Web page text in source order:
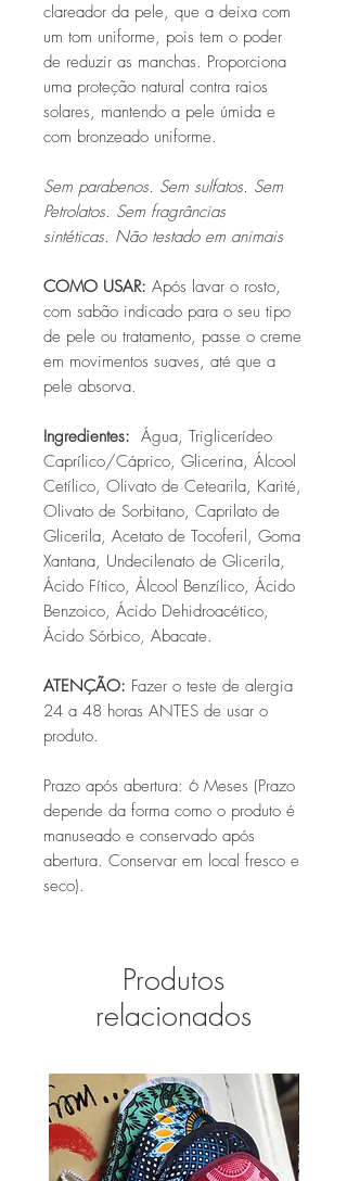
clareador da pele, que a deixa com
um tom uniforme, pois tem o poder
de reduzir as manchas. Proporciona
uma proteção natural contra raios
solares, mantendo a pele úmida e
com bronzeado uniforme.
Sem parabenos. Sem sulfatos. Sem
Petrolatos. Sem fragrâncias
sintéticas. Não testado em animais
COMO USAR: Após lavar o rosto,
com sabão indicado para o seu tipo
de pele ou tratamento, passe o creme
em movimentos suaves, até que a
pele absorva.
Ingredientes: Água, Triglicerídeo
Caprílico/Cáprico, Glicerina, Álcool
Cetílico, Olivato de Cetearila, Karité,
Olivato de Sorbitano, Caprilato de
Glicerila, Acetato de Tocoferil, Goma
Xantana, Undecilenato de Glicerila,
Ácido Fítico, Álcool Benzílico, Ácido
Benzoico, Ácido Dehidroacético,
Ácido Sórbico, Abacate.
ATENÇÃO: Fazer o teste de alergia
24 a 48 horas ANTES de usar o
produto.
Prazo após abertura: 6 Meses (Prazo
depende da forma como o produto é
manuseado e conservado após
abertura. Conservar em local fresco e
seco).
Produtos
relacionados